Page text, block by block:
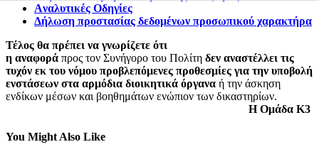
Aναλυτικές Οδηγίες
Δήλωση προστασίας δεδομένων προσωπικού χαρακτήρα
Τέλος θα πρέπει να γνωρίζετε ότι
η αναφορά προς τον Συνήγορο του Πολίτη δεν αναστέλλει τις
τυχόν εκ του νόμου προβλεπόμενες προθεσμίες για την υποβολή
ενστάσεων στα αρμόδια διοικητικά όργανα ή την άσκηση
ενδίκων μέσων και βοηθημάτων ενώπιον των δικαστηρίων.
Η Ομάδα Κ3
You Might Also Like